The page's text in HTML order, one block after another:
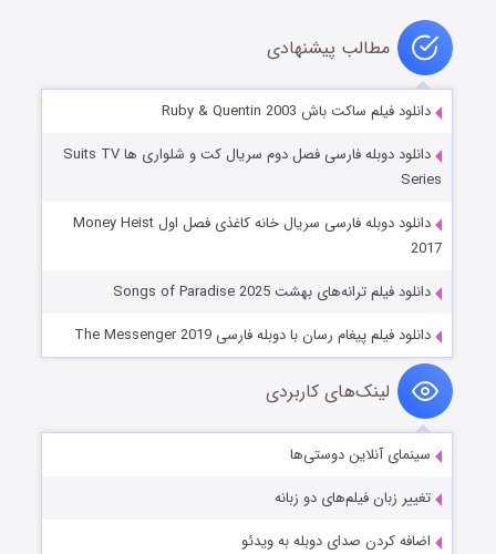
مطالب پیشنهادی
دانلود فیلم ساکت باش Ruby & Quentin 2003
دانلود دوبله فارسی فصل دوم سریال کت و شلواری ها Suits TV
Series
دانلود دوبله فارسی سریال خانه کاغذی فصل اول Money Heist
2017
دانلود فیلم ترانه‌های بهشت Songs of Paradise 2025
دانلود فیلم پیغام رسان با دوبله فارسی The Messenger 2019
لینک‌های کاربردی
سینمای آنلاین دوستی‌ها
تغییر زبان فیلم‌های دو زبانه
اضافه کردن صدای دوبله به ویدئو